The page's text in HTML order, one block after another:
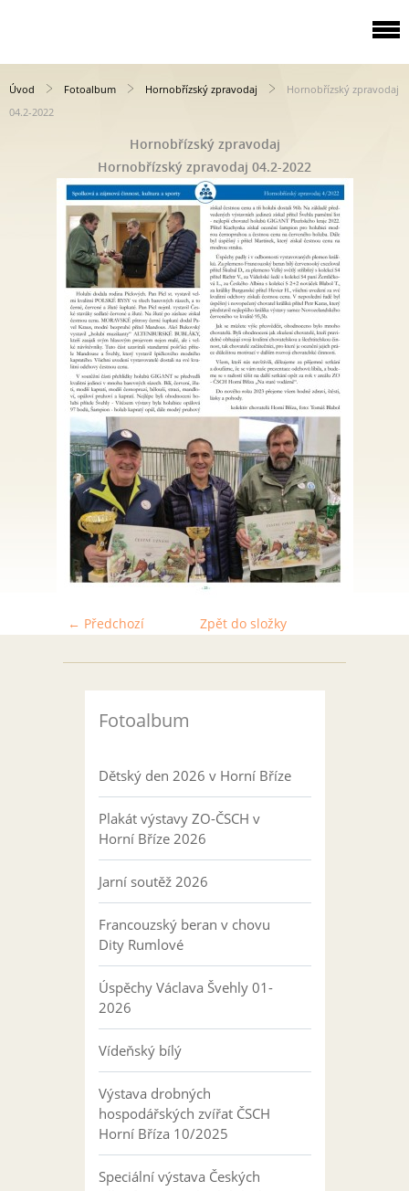
Úvod Fotoalbum Hornobřízský zpravodaj
Hornobřízský zpravodaj
04.2-2022
Hornobřízský zpravodaj
Hornobřízský zpravodaj 04.2-2022
← Předchozí Zpět do složky
Fotoalbum
Dětský den 2026 v Horní Bříze
Plakát výstavy ZO-ČSCH v
Horní Bříze 2026
Jarní soutěž 2026
Francouzský beran v chovu
Dity Rumlové
Úspěchy Václava Švehly 01-
2026
Vídeňský bílý
Výstava drobných
hospodářských zvířat ČSCH
Horní Bříza 10/2025
Speciální výstava Českých